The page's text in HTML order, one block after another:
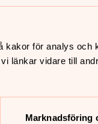
kakor för analys och
länkar vidare till
Marknadsföring